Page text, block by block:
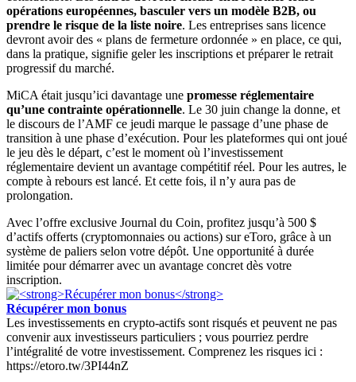
opérations européennes, basculer vers un modèle B2B, ou
prendre le risque de la liste noire. Les entreprises sans licence
devront avoir des « plans de fermeture ordonnée » en place, ce qui,
dans la pratique, signifie geler les inscriptions et préparer le retrait
progressif du marché.
MiCA était jusqu’ici davantage une promesse réglementaire
qu’une contrainte opérationnelle. Le 30 juin change la donne, et
le discours de l’AMF ce jeudi marque le passage d’une phase de
transition à une phase d’exécution. Pour les plateformes qui ont joué
le jeu dès le départ, c’est le moment où l’investissement
réglementaire devient un avantage compétitif réel. Pour les autres, le
compte à rebours est lancé. Et cette fois, il n’y aura pas de
prolongation.
Avec l’offre exclusive Journal du Coin, profitez jusqu’à 500 $
d’actifs offerts (cryptomonnaies ou actions) sur eToro, grâce à un
système de paliers selon votre dépôt. Une opportunité à durée
limitée pour démarrer avec un avantage concret dès votre
inscription.
Récupérer mon bonus
Les investissements en crypto-actifs sont risqués et peuvent ne pas
convenir aux investisseurs particuliers ; vous pourriez perdre
l’intégralité de votre investissement. Comprenez les risques ici :
https://etoro.tw/3PI44nZ